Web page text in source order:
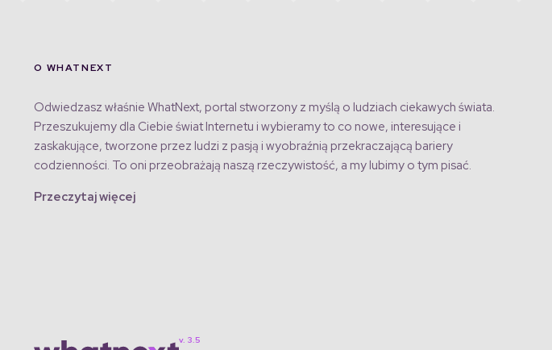
O WHATNEXT
Odwiedzasz właśnie WhatNext, portal stworzony z myślą o ludziach ciekawych świata.
Przeszukujemy dla Ciebie świat Internetu i wybieramy to co nowe, interesujące i
zaskakujące, tworzone przez ludzi z pasją i wyobraźnią przekraczającą bariery
codzienności. To oni przeobrażają naszą rzeczywistość, a my lubimy o tym pisać.
Przeczytaj więcej